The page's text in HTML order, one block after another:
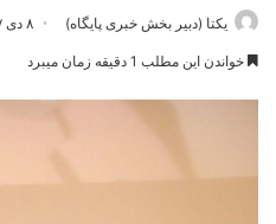
یکتا (دبیر بخش خبری پایگاه) ۸ دی ۱۳۹۷
خواندن این مطلب 1 دقیقه زمان میبرد